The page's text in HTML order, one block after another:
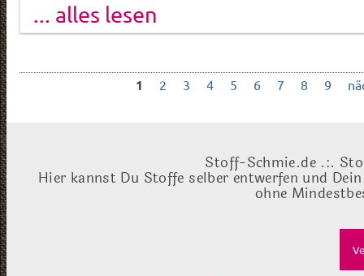
... alles lesen
1 2 3 4 5 6 7 8 9
Stoff-Schmie.de .:.
Hier kannst Du Stoffe selber entwerfen und
ohne